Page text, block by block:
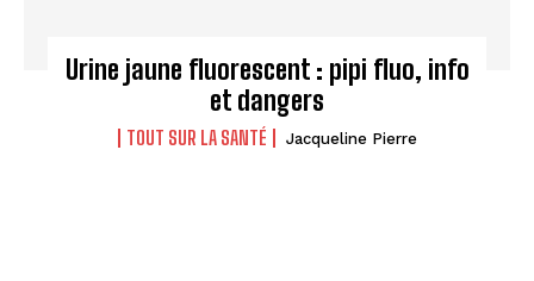
Urine jaune fluorescent : pipi fluo, info
et dangers
TOUT SUR LA SANTÉ Jacqueline Pierre